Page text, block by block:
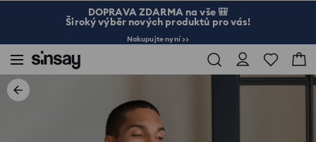
DOPRAVA ZDARMA na vše 🎒
Široký výběr nových produktů pro vás!
Nakupujte nyní >>